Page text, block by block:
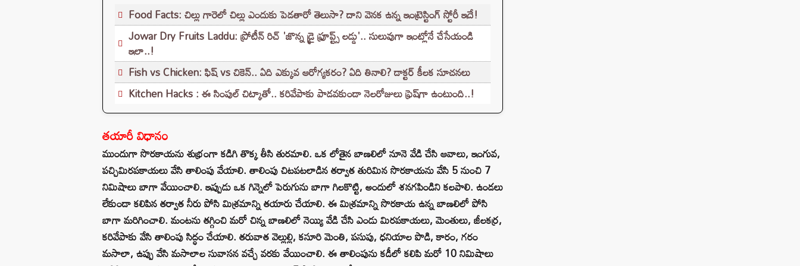
Food Facts: చిల్లు గారెలో చిల్లు ఎందుకు పెడతారో తెలుసా? దాని వెనక ఉన్న ఇంట్రెస్టింగ్ స్టోరీ ఇదే!
Jowar Dry Fruits Laddu: ప్రోటీన్ రిచ్ 'జొన్న డ్రై ఫ్రూప్ట్స్ లడ్డు'.. సులువుగా ఇంట్లోనే చేసేయండి
ఇలా..!
Fish vs Chicken: ఫిష్ vs చికెన్.. ఏది ఎక్కువ ఆరోగ్యకరం? ఏది తినాలి? డాక్టర్ కీలక సూచనలు
Kitchen Hacks : ఈ సింపుల్ చిట్కాతో.. కరివేపాకు పాడవకుండా నెలరోజులు ఫ్రెష్‌గా ఉంటుంది..!
తయారీ విధానం
ముందుగా సొరకాయను శుభ్రంగా కడిగి తొక్క తీసి తురమాలి. ఒక లోతైన బాణలిలో నూనె వేడి చేసి ఆవాలు, ఇంగువ,
పచ్చిమిరపకాయలు వేసి తాలింపు వేయాలి. తాలింపు చిటపటలాడిన తర్వాత తురిమిన సొరకాయను వేసి 5 నుంచి 7
నిమిషాలు బాగా వేయించాలి. ఇప్పుడు ఒక గిన్నెలో పెరుగును బాగా గిలకొట్టి, అందులో శనగపిండిని కలపాలి. ఉండలు
లేకుండా కలిపిన తర్వాత నీరు పోసి మిశ్రమాన్ని తయారు చేయాలి. ఈ మిశ్రమాన్ని సొరకాయ ఉన్న బాణలిలో పోసి
బాగా మరిగించాలి. మంటను తగ్గించి మరో చిన్న బాణలిలో నెయ్యి వేడి చేసి ఎండు మిరపకాయలు, మెంతులు, జీలకర్ర,
కరివేపాకు వేసి తాలింపు సిద్ధం చేయాలి. తరువాత వెల్లుల్లి, కసూరి మెంతి, పసుపు, ధనియాల పొడి, కారం, గరం
మసాలా, ఉప్పు వేసి మసాలాల సువాసన వచ్చే వరకు వేయించాలి. ఈ తాలింపును కడీలో కలిపి మరో 10 నిమిషాలు